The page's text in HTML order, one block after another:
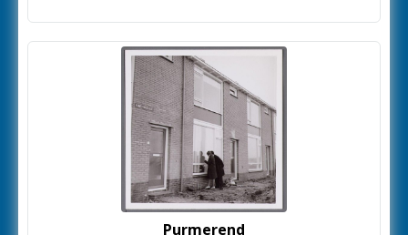
Purmerend